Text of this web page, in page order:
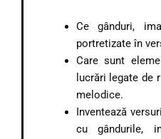
Ce gânduri,
portretizate în
Care sunt
lucrări legate de
melodice.
Inventează
cu gândurile,